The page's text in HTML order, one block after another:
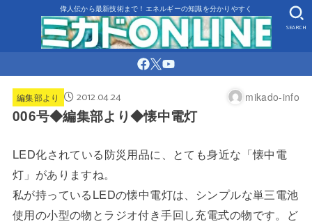
偉人伝から最新技術まで！エネルギーの知識を分かりやすく
SEARCH
編集部より 2012.04.24 mikado-info
006号◆編集部より◆懐中電灯
LED化されている防災用品に、とても身近な「懐中電
灯」がありますね。
私が持っているLEDの懐中電灯は、シンプルな単三電池
使用の小型の物とラジオ付き手回し充電式の物です。ど